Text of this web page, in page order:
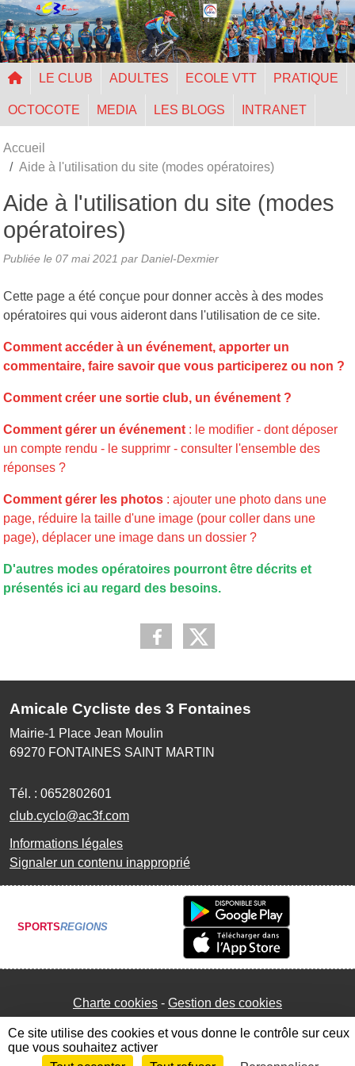
LE CLUB ADULTES ECOLE VTT PRATIQUE
OCTOCOTE MEDIA LES BLOGS INTRANET
Accueil
Aide à l'utilisation du site (modes opératoires)
Aide à l'utilisation du site (modes
opératoires)
Publiée le 07 mai 2021 par Daniel-Dexmier
Cette page a été conçue pour donner accès à des modes
opératoires qui vous aideront dans l'utilisation de ce site.
Comment accéder à un événement, apporter un
commentaire, faire savoir que vous participerez ou non ?
Comment créer une sortie club, un événement ?
Comment gérer un événement : le modifier - dont déposer
un compte rendu - le supprimr - consulter l'ensemble des
réponses ?
Comment gérer les photos : ajouter une photo dans une
page, réduire la taille d'une image (pour coller dans une
page), déplacer une image dans un dossier ?
D'autres modes opératoires pourront être décrits et
présentés ici au regard des besoins.
Amicale Cycliste des 3 Fontaines
Mairie-1 Place Jean Moulin
69270 FONTAINES SAINT MARTIN
Tél. : 0652802601
club.cyclo@ac3f.com
Informations légales
Signaler un contenu inapproprié
SPORTSREGIONS
Charte cookies Gestion des cookies
Panneau de gestion des cookies
Ce site utilise des cookies et vous donne le contrôle sur ceux
que vous souhaitez activer